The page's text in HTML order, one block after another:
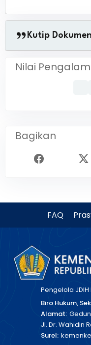
Kutip
Nilai
Bagikan
FAQ
Pengelola
Biro Hukum,
Alamat:
Jl. Dr. Wahidin
Surel: